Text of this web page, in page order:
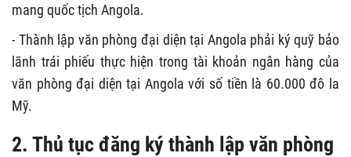
mang quốc tịch Angola.
- Thành lập văn phòng đại diện tại Angola phải ký quỹ bảo
lãnh trái phiếu thực hiện trong tài khoản ngân hàng của
văn phòng đại diện tại Angola với số tiền là 60.000 đô la
Mỹ.
2. Thủ tục đăng ký thành lập văn phòng